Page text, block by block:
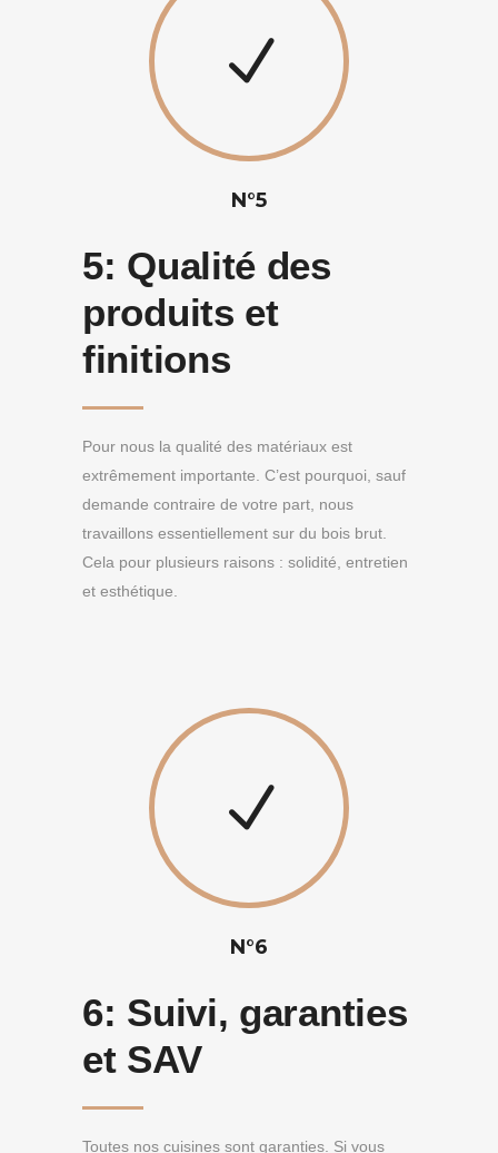
N°5
5: Qualité des
produits et
finitions
Pour nous la qualité des matériaux est
extrêmement importante. C’est pourquoi, sauf
demande contraire de votre part, nous
travaillons essentiellement sur du bois brut.
Cela pour plusieurs raisons : solidité, entretien
et esthétique.
N°6
6: Suivi, garanties
et SAV
Toutes nos cuisines sont garanties. Si vous